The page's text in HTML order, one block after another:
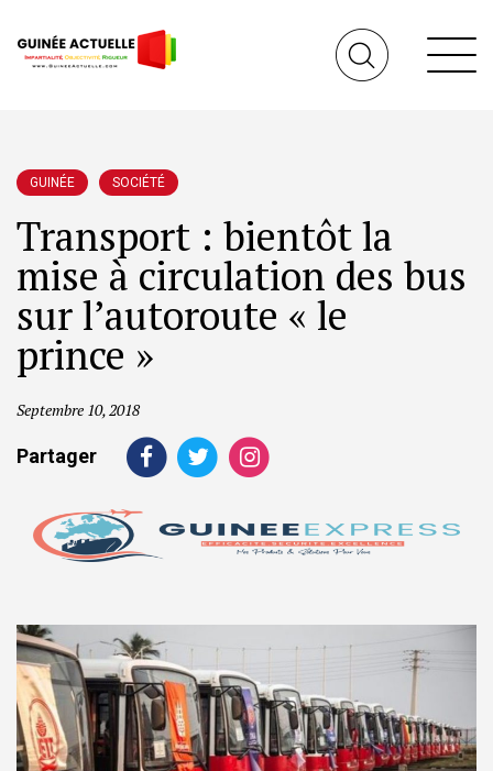
GUINÉE SOCIÉTÉ
Transport : bientôt la
mise à circulation des bus
sur l’autoroute « le
prince »
Septembre 10, 2018
Partager